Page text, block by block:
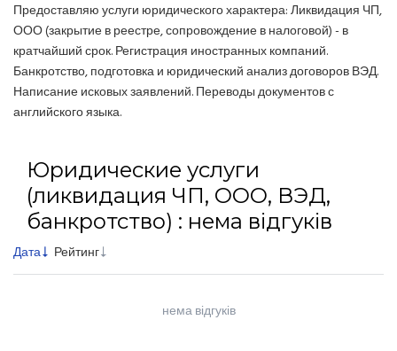
Предоставляю услуги юридического характера: Ликвидация ЧП,
ООО (закрытие в реестре, сопровождение в налоговой) - в
кратчайший срок. Регистрация иностранных компаний.
Банкротство, подготовка и юридический анализ договоров ВЭД.
Написание исковых заявлений. Переводы документов с
английского языка.
Юридические услуги
(ликвидация ЧП, ООО, ВЭД,
банкротство) : нема відгуків
Дата Рейтинг
нема відгуків